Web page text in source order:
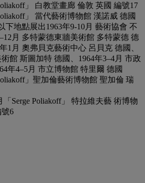
」 白教堂畫廊 倫敦 英國 編號17
」 當代藝術博物館 漢諾威 德國
下地點展出1963年9-10月 藝術協會 不
月 多特蒙德東牆美術館 多特蒙德 德
1月 奧弗貝克藝術中心 呂貝克 德國、
館 斯圖加特 德國、1964年3–4月 市政
年4–5月 市立博物館 特里爾 德國
」聖加倫藝術博物館 聖加倫 瑞
「Serge Poliakoff」 特拉維夫藝 術博物
6